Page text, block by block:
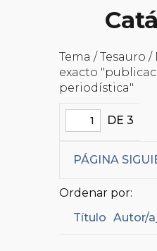
Tema / Tesauro
exacto
periodística"
DE 3
PÁGINA
Ordenar por:
Título Autor/a